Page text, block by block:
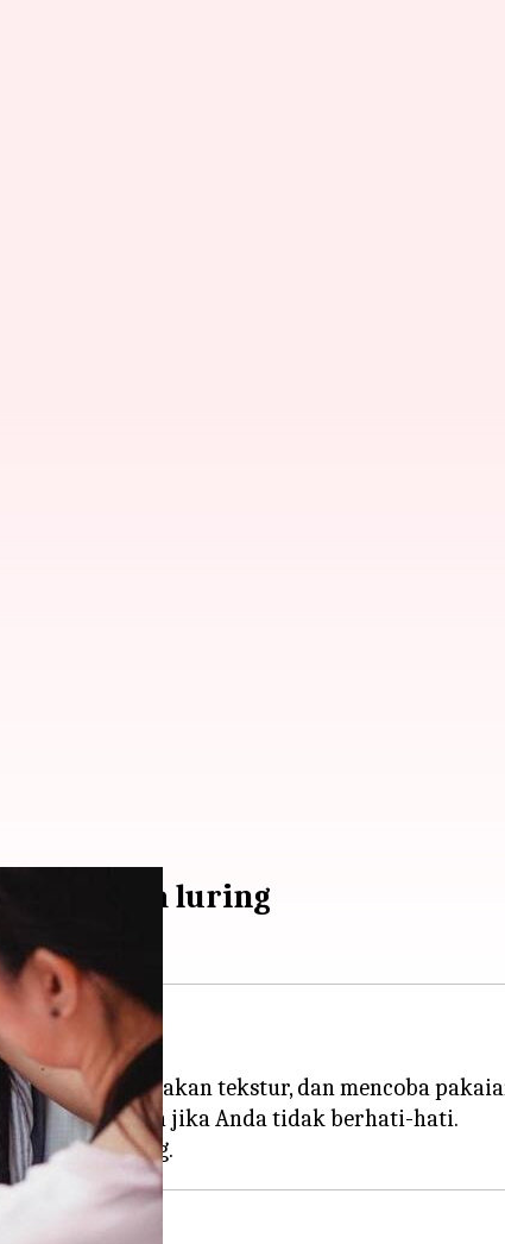
berbelanja luring
merasakan tekstur, dan mencoba
keuangan jika Anda tidak berhati-hati.